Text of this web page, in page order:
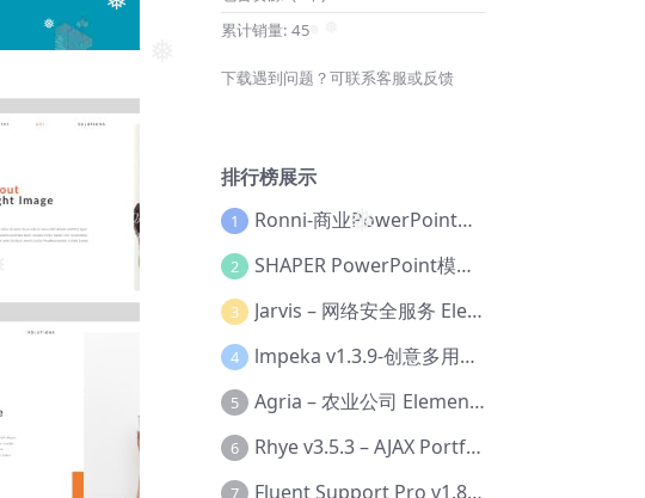
❅
❅
❅ ❅
累计销量: 45
下载遇到问题？可联系客服或反馈
排行榜展示
1 Ronni-商业PowerPoint模板【Dc-0077】
2 SHAPER PowerPoint模板【Dc-0184】
3 Jarvis – 网络安全服务 Elementor 模板套件【Aa-0035】
4 lmpeka v1.3.9-创意多用途 WordPress 主题【Be-0064】
5 Agria – 农业公司 Elementor Pro 模板套件【Aa-0003】
6 Rhye v3.5.3 – AJAX Portfolio WordPress 主题【Bi-0049】
7 Fluent Support Pro v1.8.1 – WordPress 支持票务系统【Cc-0041】